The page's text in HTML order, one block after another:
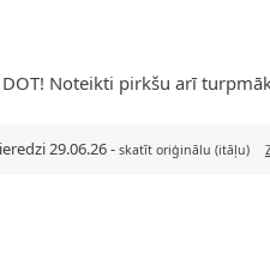
Noteikti pirkšu arī
29.06.26- skatīt oriģinālu (itāļu)